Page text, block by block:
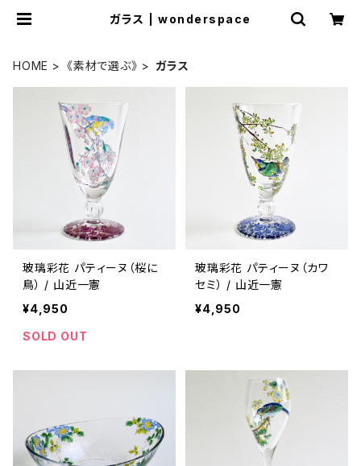
ガラス | wonderspace
HOME 《素材で選ぶ》 ガラス
玻璃彩花 パティーヌ（桜に
鳥） / 山近一憲
¥4,950
SOLD OUT
玻璃彩花 パティーヌ（カワ
セミ） / 山近一憲
¥4,950